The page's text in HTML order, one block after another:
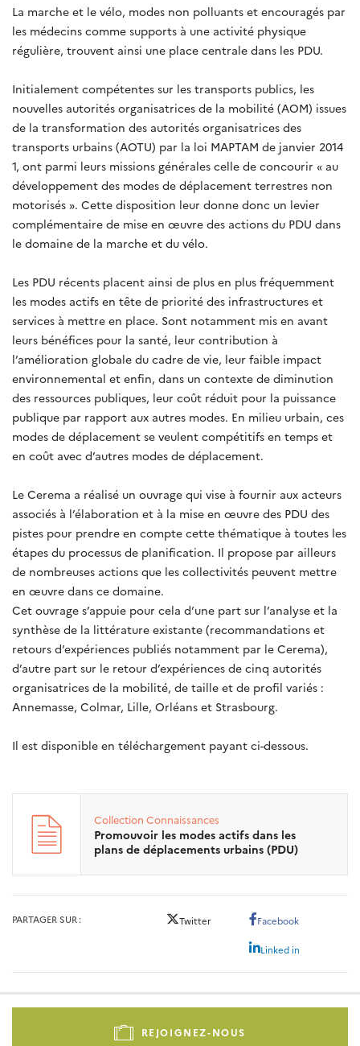
La marche et le vélo, modes non polluants et encouragés par
les médecins comme supports à une activité physique
régulière, trouvent ainsi une place centrale dans les PDU.
Initialement compétentes sur les transports publics, les
nouvelles autorités organisatrices de la mobilité (AOM) issues
de la transformation des autorités organisatrices des
transports urbains (AOTU) par la loi MAPTAM de janvier 2014
1, ont parmi leurs missions générales celle de concourir « au
développement des modes de déplacement terrestres non
motorisés ». Cette disposition leur donne donc un levier
complémentaire de mise en œuvre des actions du PDU dans
le domaine de la marche et du vélo.
Les PDU récents placent ainsi de plus en plus fréquemment
les modes actifs en tête de priorité des infrastructures et
services à mettre en place. Sont notamment mis en avant
leurs bénéfices pour la santé, leur contribution à
l’amélioration globale du cadre de vie, leur faible impact
environnemental et enfin, dans un contexte de diminution
des ressources publiques, leur coût réduit pour la puissance
publique par rapport aux autres modes. En milieu urbain, ces
modes de déplacement se veulent compétitifs en temps et
en coût avec d’autres modes de déplacement.
Le Cerema a réalisé un ouvrage qui vise à fournir aux acteurs
associés à l’élaboration et à la mise en œuvre des PDU des
pistes pour prendre en compte cette thématique à toutes les
étapes du processus de planification. Il propose par ailleurs
de nombreuses actions que les collectivités peuvent mettre
en œuvre dans ce domaine.
Cet ouvrage s’appuie pour cela d’une part sur l’analyse et la
synthèse de la littérature existante (recommandations et
retours d’expériences publiés notamment par le Cerema),
d’autre part sur le retour d’expériences de cinq autorités
organisatrices de la mobilité, de taille et de profil variés :
Annemasse, Colmar, Lille, Orléans et Strasbourg.
Il est disponible en téléchargement payant ci-dessous.
Collection Connaissances
Promouvoir les modes actifs dans les
plans de déplacements urbains (PDU)
PARTAGER SUR Twitter Facebook
Linked in
Pied
REJOIGNEZ-NOUS